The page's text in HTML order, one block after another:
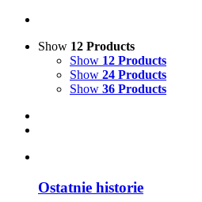
Show 12 Products
Show 12 Products
Show 24 Products
Show 36 Products
Ostatnie historie